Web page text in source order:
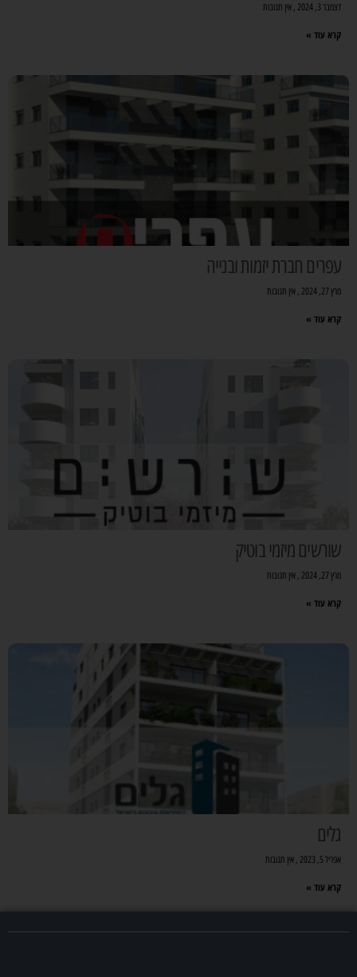
דצמבר 3, 2024 אין תגובות
קרא עוד »
עפרים חברת יזמות ובנייה
מרץ 27, 2024 אין תגובות
קרא עוד »
שורשים מיזמי בוטיק
מרץ 27, 2024 אין תגובות
קרא עוד »
גלים
אפריל 5, 2023 אין תגובות
קרא עוד »